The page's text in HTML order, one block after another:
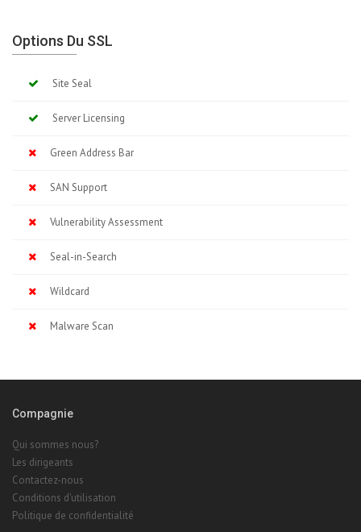
Options Du SSL
Site Seal
Server Licensing
Green Address Bar
SAN Support
Vulnerability Assessment
Seal-in-Search
Wildcard
Malware Scan
Compagnie
Qui sommes nous?
Les dirigeants
Contactez-nous
Conditions d'utilisation
Politique de confidentialité